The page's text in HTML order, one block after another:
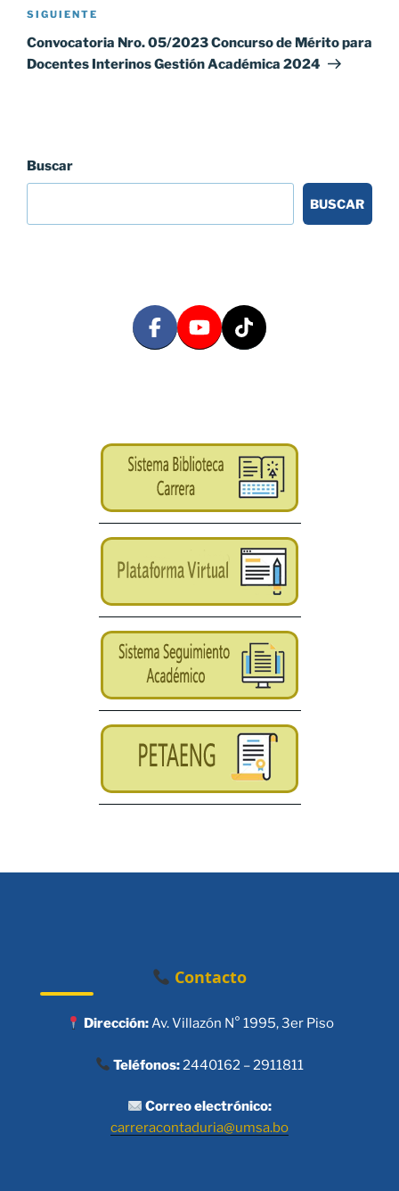
Siguiente
entrada
SIGUIENTE
Convocatoria Nro. 05/2023 Concurso de Mérito para
Docentes Interinos Gestión Académica 2024
Buscar
BUSCAR
Contacto
Dirección:Av. Villazón N° 1995, 3er Piso
Teléfonos:2440162 – 2911811
Correo electrónico:
carreracontaduria@umsa.bo